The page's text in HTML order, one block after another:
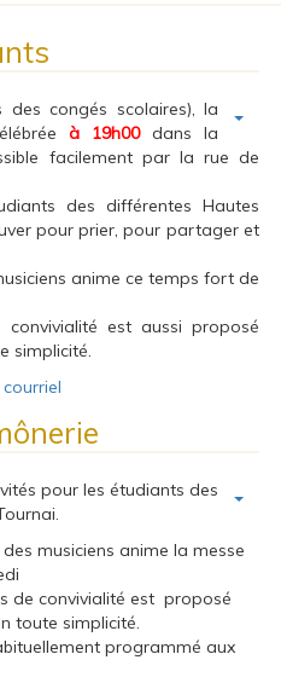
des congés scolaires), la
à 19h00dans la
facilement par la rue de
des différentes Hautes
pour prier, pour partager et
anime ce temps fort de
est aussi proposé
simplicité.
courriel
pour les étudiants des
musiciens anime la messe
de convivialité est proposé
toute simplicité.
programmé aux